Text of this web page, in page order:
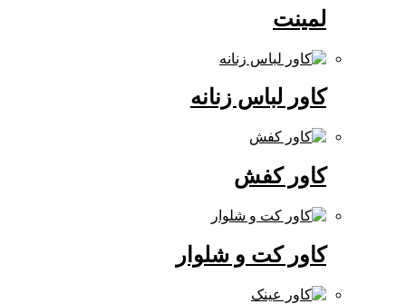
کاور لباس زنانه
کاور کفش
کاور کت و شلوار